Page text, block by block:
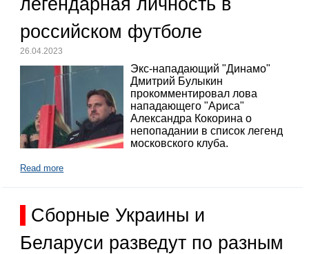
легендарная личность в
российском футболе
26.04.2023
Экс-нападающий "Динамо"
Дмитрий Булыкин
прокомментировал лова
нападающего "Ариса"
Александра Кокорина о
непопадании в список легенд
московского клуба.
Read more
Сборные Украины и
Беларуси разведут по разным